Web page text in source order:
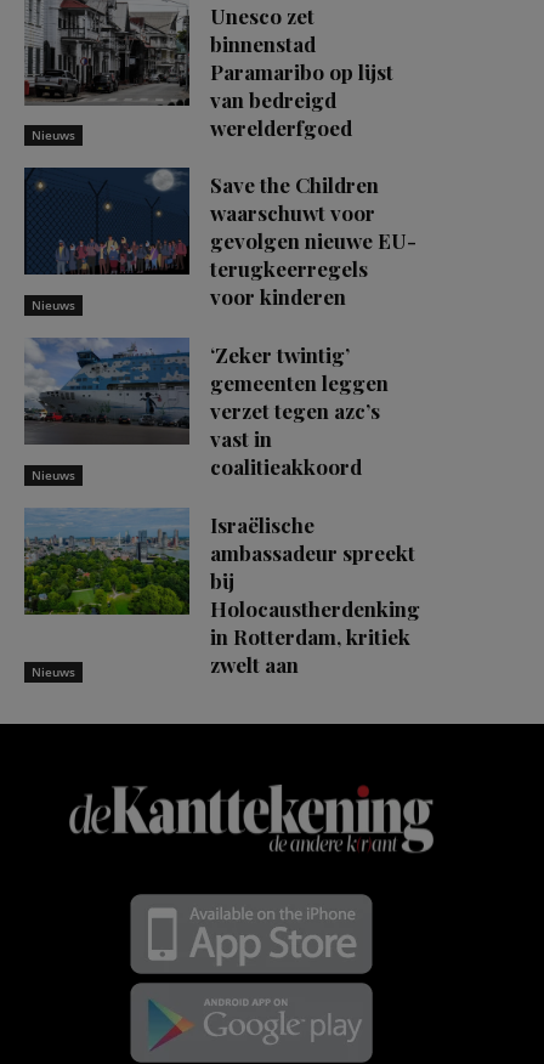
Nieuws
Unesco zet
binnenstad
Paramaribo op lijst
van bedreigd
werelderfgoed
Nieuws
Save the Children
waarschuwt voor
gevolgen nieuwe EU-
terugkeerregels
voor kinderen
Nieuws
‘Zeker twintig’
gemeenten leggen
verzet tegen azc’s
vast in
coalitieakkoord
Nieuws
Israëlische
ambassadeur spreekt
bij
Holocaustherdenking
in Rotterdam, kritiek
zwelt aan